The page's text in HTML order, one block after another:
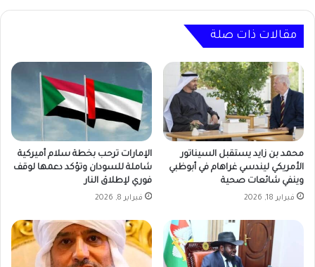
مقالات ذات صلة
محمد بن زايد يستقبل السيناتور
الأمريكي ليندسي غراهام في أبوظبي
وينفي شائعات صحية
فبراير 18, 2026
الإمارات ترحب بخطة سلام أميركية
شاملة للسودان وتؤكد دعمها لوقف
فوري لإطلاق النار
فبراير 8, 2026